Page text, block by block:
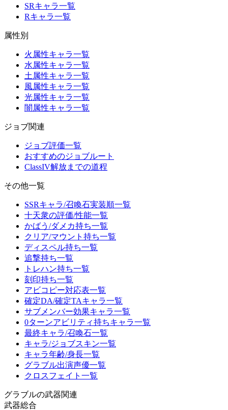
SRキャラ一覧
Rキャラ一覧
属性別
火属性キャラ一覧
水属性キャラ一覧
土属性キャラ一覧
風属性キャラ一覧
光属性キャラ一覧
闇属性キャラ一覧
ジョブ関連
ジョブ評価一覧
おすすめのジョブルート
ClassIV解放までの道程
その他一覧
SSRキャラ/召喚石実装順一覧
十天衆の評価/性能一覧
かばう/ダメカ持ち一覧
クリア/マウント持ち一覧
ディスペル持ち一覧
追撃持ち一覧
トレハン持ち一覧
刻印持ち一覧
アビコピー対応表一覧
確定DA/確定TAキャラ一覧
サブメンバー効果キャラ一覧
0ターンアビリティ持ちキャラ一覧
最終キャラ/召喚石一覧
キャラ/ジョブスキン一覧
キャラ年齢/身長一覧
グラブル出演声優一覧
クロスフェイト一覧
グラブルの武器関連
武器総合